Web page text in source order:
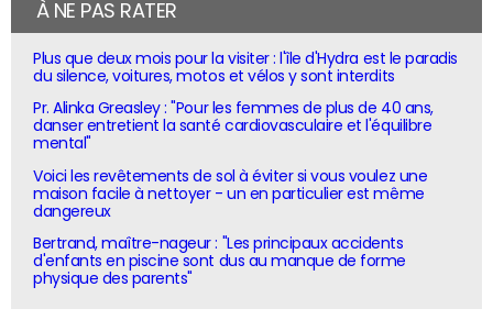
À NE PAS RATER
Plus que deux mois pour la visiter : l'île d'Hydra est le paradis
du silence, voitures, motos et vélos y sont interdits
Pr. Alinka Greasley : "Pour les femmes de plus de 40 ans,
danser entretient la santé cardiovasculaire et l'équilibre
mental"
Voici les revêtements de sol à éviter si vous voulez une
maison facile à nettoyer - un en particulier est même
dangereux
Bertrand, maître-nageur : "Les principaux accidents
d'enfants en piscine sont dus au manque de forme
physique des parents"